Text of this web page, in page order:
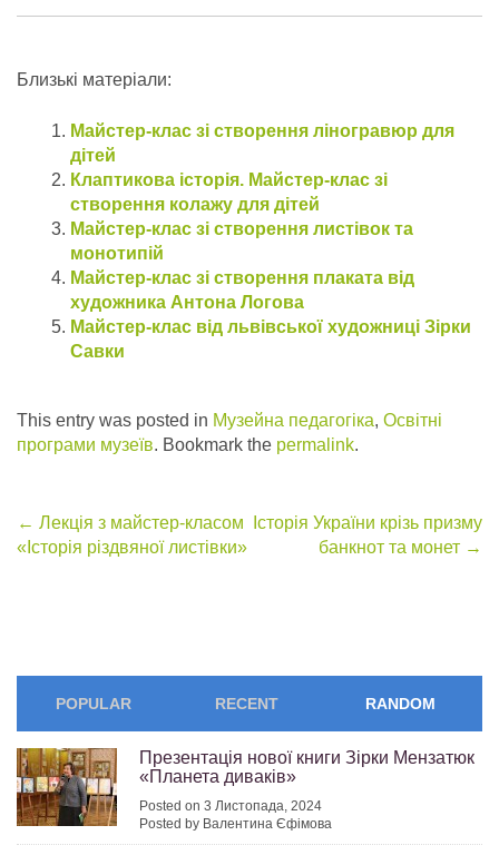
Близькі матеріали:
Майстер-клас зі створення ліногравюр для
дітей
Клаптикова історія. Майстер-клас зі
створення колажу для дітей
Майстер-клас зі створення листівок та
монотипій
Майстер-клас зі створення плаката від
художника Антона Логова
Майстер-клас від львівської художниці Зірки
Савки
This entry was posted in Музейна педагогіка, Освітні
програми музеїв. Bookmark the permalink.
Post
← Лекція з майстер-класом
«Історія різдвяної листівки»
Історія України крізь призму
банкнот та монет →
POPULAR RECENT RANDOM
Презентація нової книги Зірки Мензатюк
«Планета диваків»
Posted on 3 Листопада, 2024
Posted by Валентина Єфімова